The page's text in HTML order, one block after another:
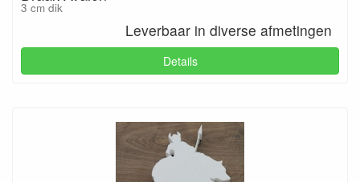
3 cm dik
Leverbaar in diverse afmetingen
Details